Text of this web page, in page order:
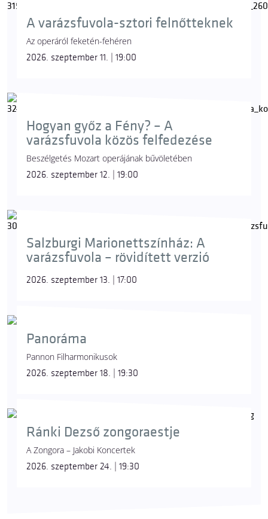
A varázsfuvola-sztori felnőtteknek
Az operáról feketén-fehéren
2026. szeptember 11. | 19:00
Hogyan győz a Fény? – A
varázsfuvola közös felfedezése
Beszélgetés Mozart operájának bűvöletében
2026. szeptember 12. | 19:00
Salzburgi Marionettszínház: A
varázsfuvola – rövidített verzió
2026. szeptember 13. | 17:00
Panoráma
Pannon Filharmonikusok
2026. szeptember 18. | 19:30
Ránki Dezső zongoraestje
A Zongora – Jakobi Koncertek
2026. szeptember 24. | 19:30